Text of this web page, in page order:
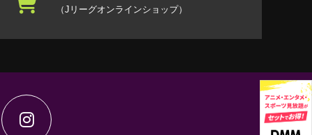
（Jリーグオンラインショップ）